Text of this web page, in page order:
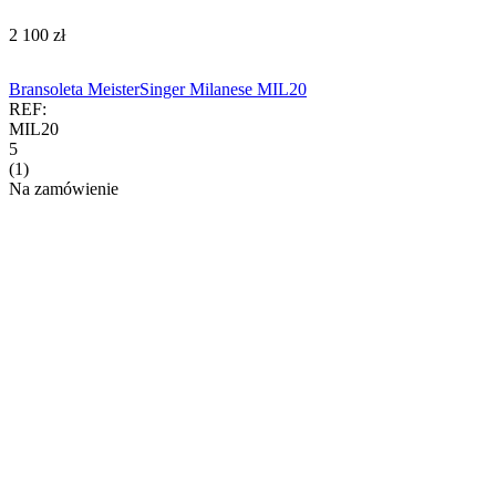
‍2 100‍ zł
Bransoleta MeisterSinger Milanese MIL20
REF:
MIL20
5
(1)
Na zamówienie